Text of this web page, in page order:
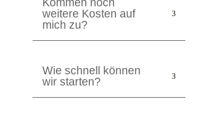
weitere Kosten auf
mich zu?
Wie schnell können
wir starten?